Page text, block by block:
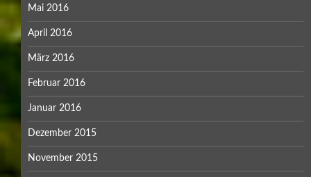
Mai 2016
April 2016
März 2016
Februar 2016
Januar 2016
Dezember 2015
November 2015